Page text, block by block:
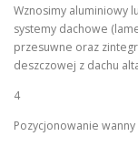
Wznosimy aluminiowy
systemy dachowe
przesuwne oraz
deszczowej z dachu
4
Pozycjonowanie